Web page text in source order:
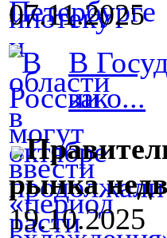
07.11.2025
В
зако...
рынка
19.10.2025